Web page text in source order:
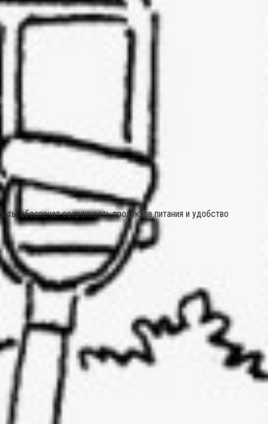
обеспечат сохранность продуктов питания и удобство